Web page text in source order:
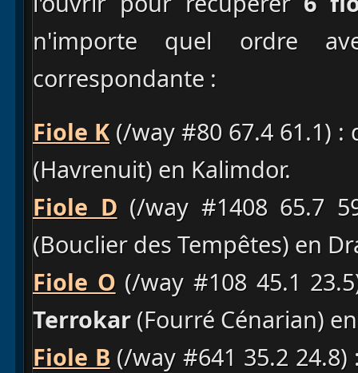
n'importe quel ordre
correspondante :
Fiole K (/way #80 67.4 61.1) :
(Havrenuit) en Kalimdor.
Fiole D (/way #1408 65.7
(Bouclier des Tempêtes) en
Fiole O (/way #108 45.1
Terrokar (Fourré Cénarian)
Fiole B (/way #641 35.2